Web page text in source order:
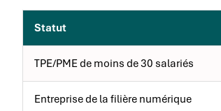
Statut
TPE/PME de moins de 30 salariés
Entreprise de la filière numérique